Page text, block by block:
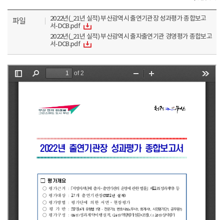
파일
2022년(_21년 실적) 부산광역시 출연기관장 성과평가 종합보고
서-DCB.pdf
2022년(_21년 실적) 부산광역시 출자출연기관 경영평가 종합보고
서-DCB.pdf